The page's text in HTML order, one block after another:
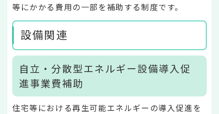
等にかかる費用の一部を補助する制度です。
設備関連
自立・分散型エネルギー設備導入促
進事業費補助
住宅等における再生可能エネルギーの導入促進を